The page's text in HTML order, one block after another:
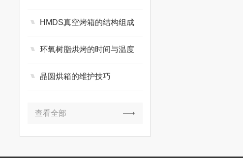
HMDS真空烤箱的结构组成
环氧树脂烘烤的时间与温度
晶圆烘箱的维护技巧
查看全部